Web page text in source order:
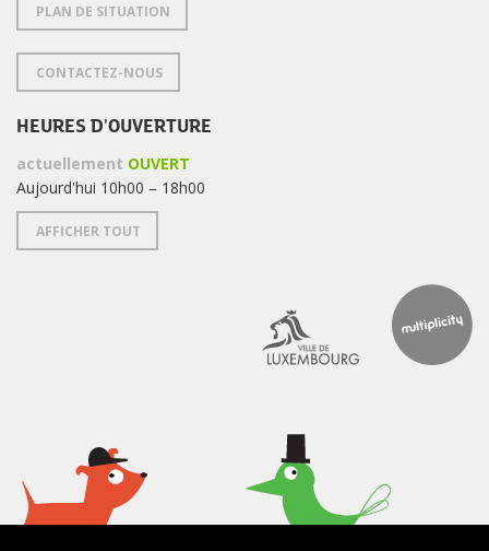
PLAN DE SITUATION
CONTACTEZ-NOUS
HEURES D'OUVERTURE
actuellement OUVERT
Aujourd'hui 10h00 – 18h00
AFFICHER TOUT